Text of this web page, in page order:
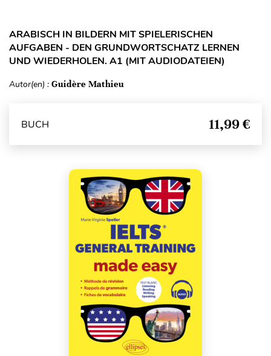
ARABISCH IN BILDERN MIT SPIELERISCHEN
AUFGABEN - DEN GRUNDWORTSCHATZ LERNEN
UND WIEDERHOLEN. A1 (MIT AUDIODATEIEN)
Autor(en) : Guidère Mathieu
BUCH 11,99 €